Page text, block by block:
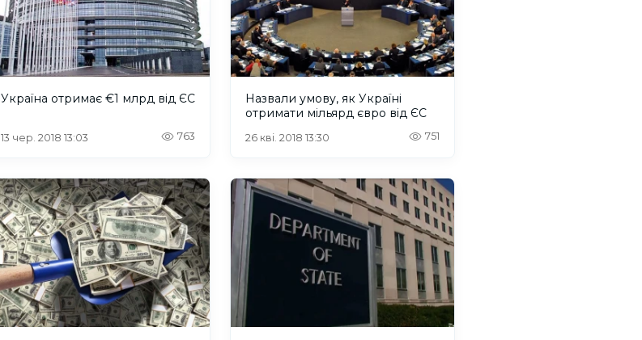
Україна отримає €1 млрд від ЄС
13 чер. 2018 13:03 763
Назвали умову, як Україні
отримати мільярд євро від ЄС
26 кві. 2018 13:30 751